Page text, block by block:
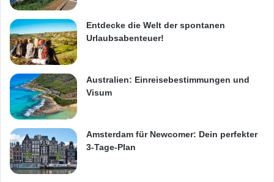
Entdecke die Welt der spontanen
Urlaubsabenteuer!
Australien: Einreisebestimmungen und
Visum
Amsterdam für Newcomer: Dein perfekter
3-Tage-Plan